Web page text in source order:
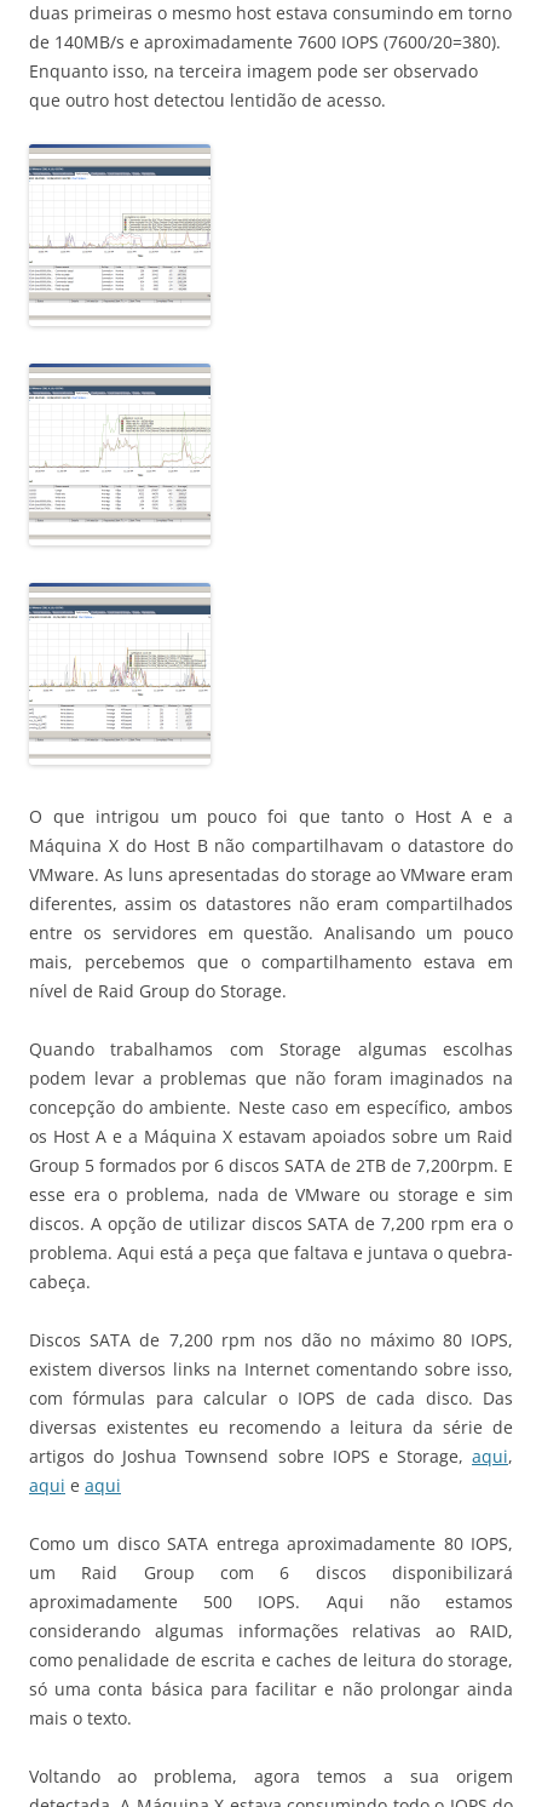
duas primeiras o mesmo host estava consumindo em torno
de 140MB/s e aproximadamente 7600 IOPS (7600/20=380).
Enquanto isso, na terceira imagem pode ser observado
que outro host detectou lentidão de acesso.
O que intrigou um pouco foi que tanto o Host A e a
Máquina X do Host B não compartilhavam o datastore do
VMware. As luns apresentadas do storage ao VMware eram
diferentes, assim os datastores não eram compartilhados
entre os servidores em questão. Analisando um pouco
mais, percebemos que o compartilhamento estava em
nível de Raid Group do Storage.
Quando trabalhamos com Storage algumas escolhas
podem levar a problemas que não foram imaginados na
concepção do ambiente. Neste caso em específico, ambos
os Host A e a Máquina X estavam apoiados sobre um Raid
Group 5 formados por 6 discos SATA de 2TB de 7,200rpm. E
esse era o problema, nada de VMware ou storage e sim
discos. A opção de utilizar discos SATA de 7,200 rpm era o
problema. Aqui está a peça que faltava e juntava o quebra-
cabeça.
Discos SATA de 7,200 rpm nos dão no máximo 80 IOPS,
existem diversos links na Internet comentando sobre isso,
com fórmulas para calcular o IOPS de cada disco. Das
diversas existentes eu recomendo a leitura da série de
artigos do Joshua Townsend sobre IOPS e Storage, aqui,
aqui e aqui
Como um disco SATA entrega aproximadamente 80 IOPS,
um Raid Group com 6 discos disponibilizará
aproximadamente 500 IOPS. Aqui não estamos
considerando algumas informações relativas ao RAID,
como penalidade de escrita e caches de leitura do storage,
só uma conta básica para facilitar e não prolongar ainda
mais o texto.
Voltando ao problema, agora temos a sua origem